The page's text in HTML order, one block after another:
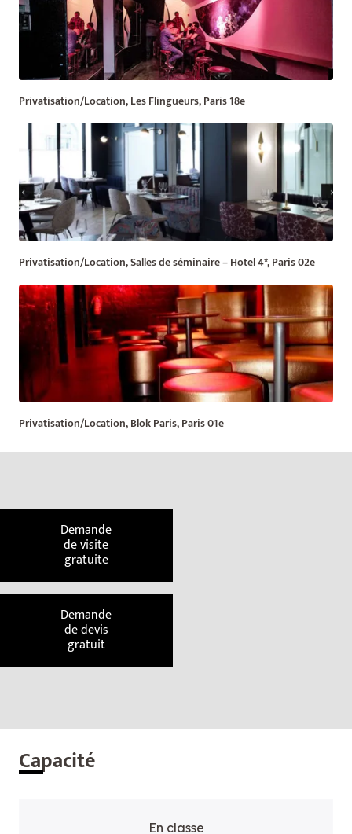
Privatisation/Location, Les Flingueurs, Paris 18e
Privatisation/Location, Salles de séminaire – Hotel 4*, Paris 02e
Privatisation/Location, Blok Paris, Paris 01e
Demande
de visite
gratuite
Demande
de devis
gratuit
Capacité
En classe